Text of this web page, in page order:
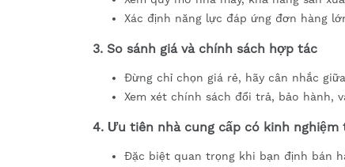
Xác định năng lực đáp ứng đơn hàng
3. So sánh giá và chính sách hợp tác
Đừng chỉ chọn giá rẻ, hãy cân nhắc
Xem xét chính sách đổi trả, bảo hành,
4. Ưu tiên nhà cung cấp có kinh
Đặc biệt quan trọng khi bạn định bán